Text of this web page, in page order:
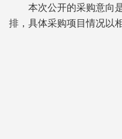
本次公开的采购意向
排，具体采购项目情况以